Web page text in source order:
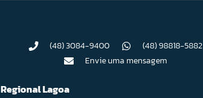
(48) 3084-9400
(48) 98818-5882
Envie uma mensagem
Regional Lagoa